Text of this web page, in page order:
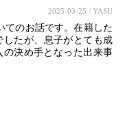
2025-03-25 / YASU
てのお話です。在籍した
したが、息子がとても成
決め手となった出来事